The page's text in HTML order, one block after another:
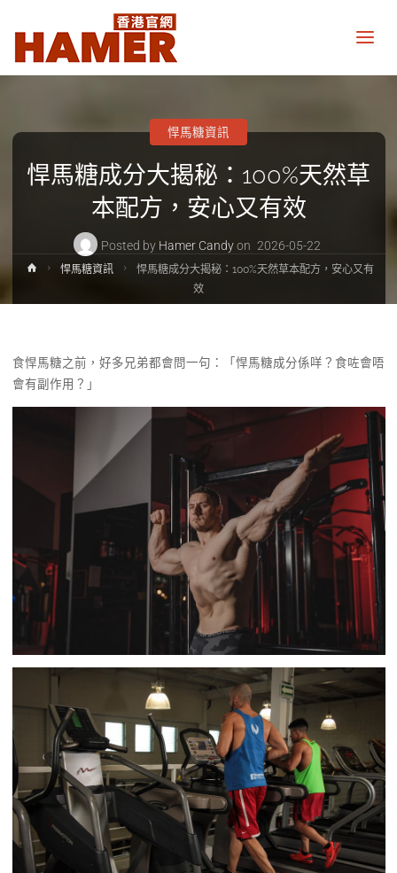
網
Hamer
Hong
Kong
official
website
悍馬糖成分大揭秘：100%天然草
本配方，安心又有效
Posted by Hamer Candy on 2026-05-22
悍馬糖資訊
Home悍馬糖資訊
悍馬糖成分大揭秘：100%天然草本配方，安心又有
效
食悍馬糖之前，好多兄弟都會問一句：「悍馬糖成分係咩？食咗會唔
會有副作用？」